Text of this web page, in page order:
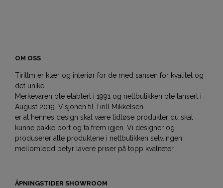
OM OSS
Tirillm er klær og interiør for de med sansen for kvalitet og
det unike.
Merkevaren ble etablert i 1991 og nettbutikken ble lansert i
August 2019. Visjonen til Tirill Mikkelsen
er at hennes design skal være tidløse produkter du skal
kunne pakke bort og ta frem igjen. Vi designer og
produserer alle produktene i nettbutikken selv.Ingen
mellomledd betyr lavere priser på topp kvaliteter.
ÅPNINGSTIDER SHOWROOM